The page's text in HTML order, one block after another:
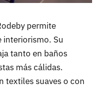
permite
interiorismo. Su
tanto en baños
más cálidas.
textiles suaves o con